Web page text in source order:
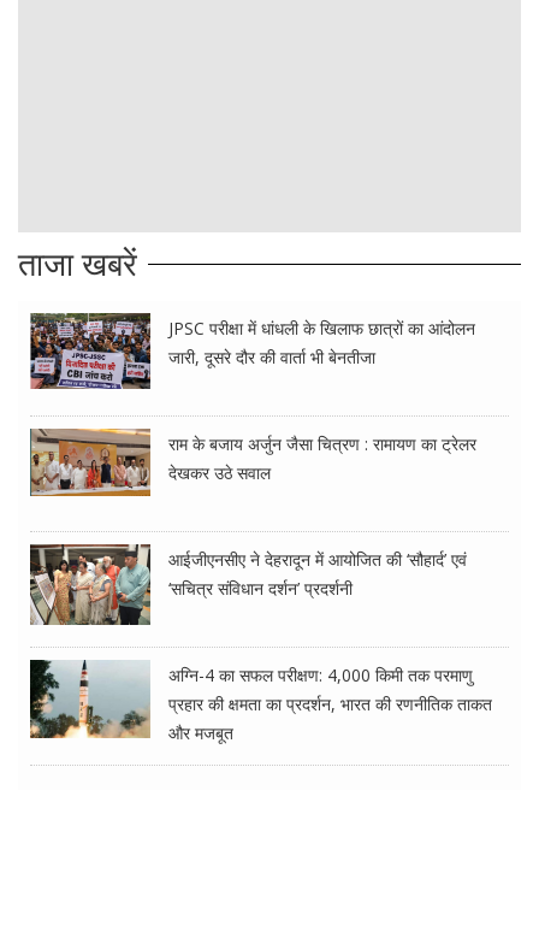
ताजा खबरें
JPSC परीक्षा में धांधली के खिलाफ छात्रों का आंदोलन
जारी, दूसरे दौर की वार्ता भी बेनतीजा
राम के बजाय अर्जुन जैसा चित्रण : रामायण का ट्रेलर
देखकर उठे सवाल
आईजीएनसीए ने देहरादून में आयोजित की ‘सौहार्द’ एवं
‘सचित्र संविधान दर्शन’ प्रदर्शनी
अग्नि-4 का सफल परीक्षण: 4,000 किमी तक परमाणु
प्रहार की क्षमता का प्रदर्शन, भारत की रणनीतिक ताकत
और मजबूत